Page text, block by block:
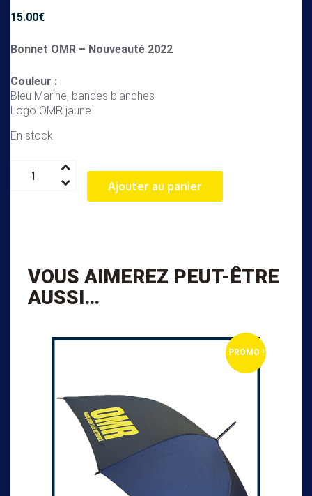
15.00€
Bonnet OMR – Nouveauté 2022
Couleur :
Bleu Marine, bandes blanches
Logo OMR jaune
En stock
Ajouter au panier
VOUS AIMEREZ PEUT-ÊTRE
AUSSI…
PROMO !